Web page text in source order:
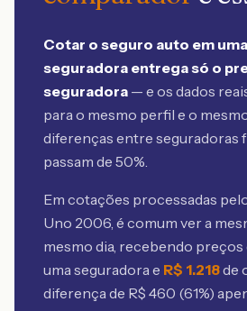
Cotar o seguro auto em
seguradora entrega só o
seguradora — e os dados
para o mesmo perfil e o
diferenças entre seguradoras
passam de 50%.
Em cotações processadas
Uno 2006, é comum ver a
mesmo dia, recebendo preços
uma seguradora e R$ 1.218de
diferença de R$ 460 (61%)